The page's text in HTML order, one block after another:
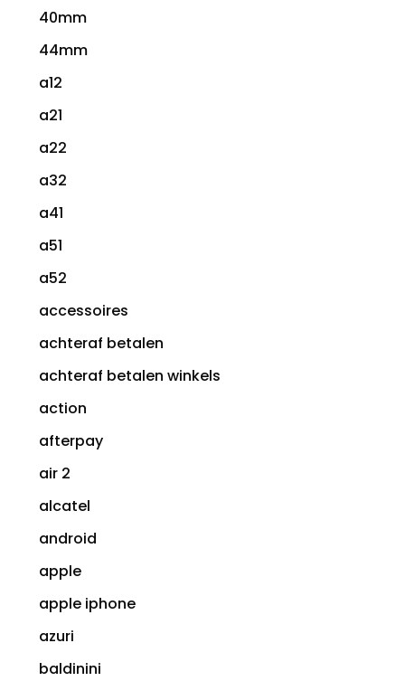
40mm
44mm
a12
a21
a22
a32
a41
a51
a52
accessoires
achteraf betalen
achteraf betalen winkels
action
afterpay
air 2
alcatel
android
apple
apple iphone
azuri
baldinini